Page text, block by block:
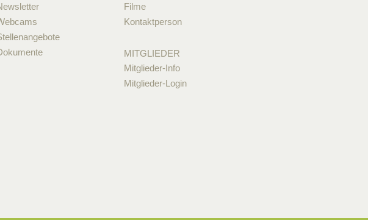
Filme
Kontaktperson
MITGLIEDER
Mitglieder-Info
Mitglieder-Login